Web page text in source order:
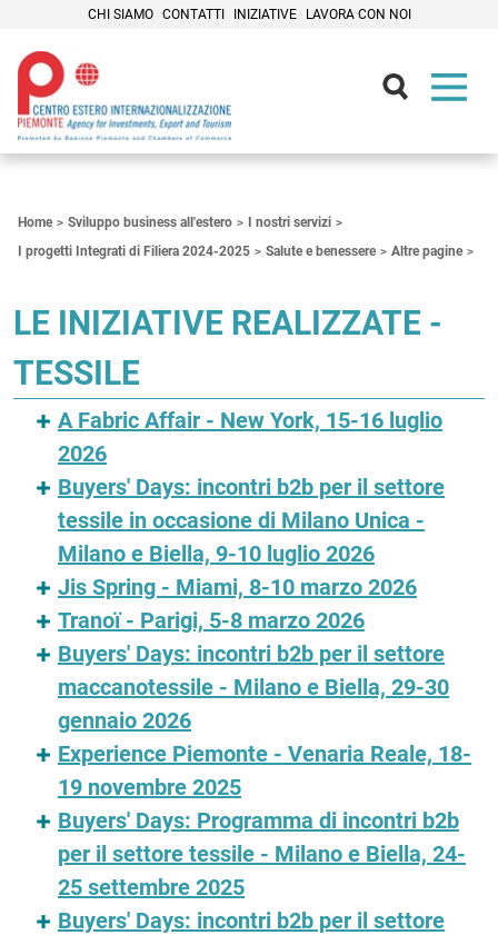
CHI SIAMO CONTATTI INIZIATIVE LAVORA CON NOI
Home Sviluppo business all'estero
I nostri servizi
I progetti Integrati di Filiera 2024-2025
Salute e benessere Altre pagine
LE INIZIATIVE REALIZZATE -
TESSILE
A Fabric Affair - New York, 15-16 luglio
2026
Buyers' Days: incontri b2b per il settore
tessile in occasione di Milano Unica -
Milano e Biella, 9-10 luglio 2026
Jis Spring - Miami, 8-10 marzo 2026
Tranoï - Parigi, 5-8 marzo 2026
Buyers' Days: incontri b2b per il settore
maccanotessile - Milano e Biella, 29-30
gennaio 2026
Experience Piemonte - Venaria Reale, 18-
19 novembre 2025
Buyers' Days: Programma di incontri b2b
per il settore tessile - Milano e Biella, 24-
25 settembre 2025
Buyers' Days: incontri b2b per il settore